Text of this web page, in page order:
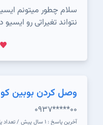
سلام چطور میتونم
نتواند تغیراتی رو
وصل کردن بوبین کولر
0937*****00
آخرین پاسخ : 1 سال پیش / تعداد پاسخ ها : 2 / پاسخ های پذیرفته شده : 0